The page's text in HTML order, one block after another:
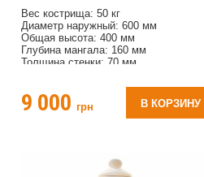
Вес кострища: 50 кг
Диаметр наружный: 600 мм
Общая высота: 400 мм
Глубина мангала: 160 мм
Толщина стенки: 70 мм
пищевая глина согласно ГОСТу
Орнамент рисунка: Триполье
Комплектация: совок, кочерга
9 000 грн В КОРЗИНУ